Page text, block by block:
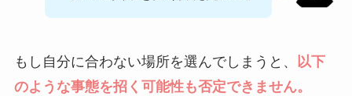
もし自分に合わない場所を選んでしまうと、 以下
のような事態を招く可能性も否定できません。